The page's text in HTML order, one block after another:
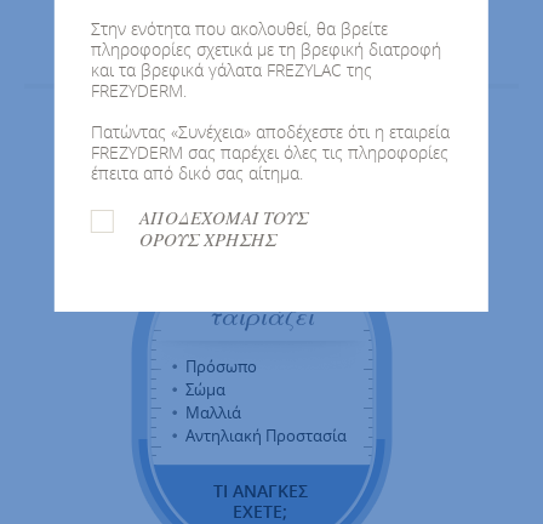
Στην ενότητα που ακολουθεί, θα βρείτε
πληροφορίες σχετικά με τη βρεφική διατροφή
και τα βρεφικά γάλατα FREZYLAC της
FREZYDERM.
Πατώντας «Συνέχεια» αποδέχεστε ότι η εταιρεία
FREZYDERM σας παρέχει όλες τις πληροφορίες
έπειτα από δικό σας αίτημα.
ΑΠΟΔΕΧΟΜΑΙ ΤΟΥΣ
ΟΡΟΥΣ ΧΡΗΣΗΣ
1 2 3
ταιριάζει
Πρόσωπο
Σώμα
Μαλλιά
Αντηλιακή Προστασία
ΤΙ ΑΝΑΓΚΕΣ
ΕΧΕΤΕ;